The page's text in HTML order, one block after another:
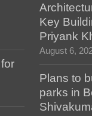
Key
Priyank
August 6,
Plans to
parks in